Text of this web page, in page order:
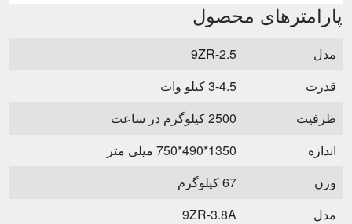
پارامترهای محصول
مدل
9ZR-2.5
قدرت
3-4.5 کیلو وات
ظرفیت
2500 کیلوگرم در ساعت
اندازه
1350*490*750 میلی متر
وزن
67 کیلوگرم
مدل
9ZR-3.8A